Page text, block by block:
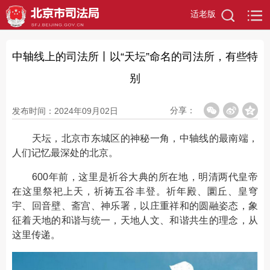
适老版
中轴线上的司法所丨以“天坛”命名的司法所，有些特
别
发布时间：2024年09月02日 分享：
天坛，北京市东城区的神秘一角，中轴线的最南端，
人们记忆最深处的北京。
600年前，这里是祈谷大典的所在地，明清两代皇帝
在这里祭祀上天，祈祷五谷丰登。祈年殿、圜丘、皇穹
宇、回音壁、斋宫、神乐署，以庄重祥和的圆融姿态，象
征着天地的和谐与统一，天地人文、和谐共生的理念，从
这里传递。